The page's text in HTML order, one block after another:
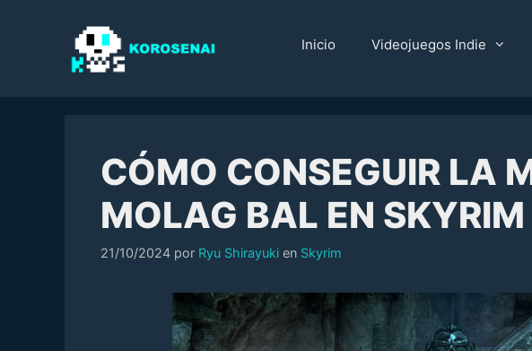
Inicio Videojuegos Indie
CÓMO CONSEGUIR LA
MOLAG BAL EN SKYRIM
21/10/2024 por Ryu Shirayuki en Categorías
Skyrim